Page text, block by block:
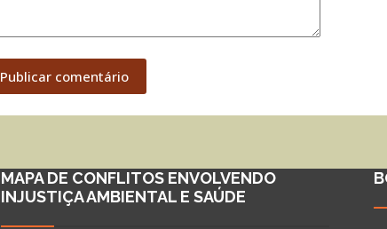
Publicar comentário
MAPA DE CONFLITOS ENVOLVENDO
INJUSTIÇA AMBIENTAL E SAÚDE